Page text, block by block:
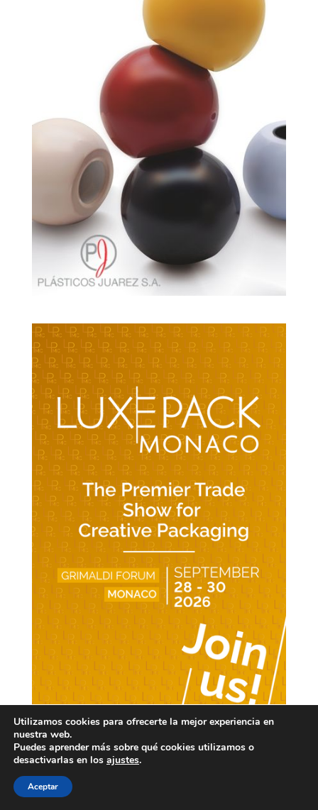
Utilizamos cookies para ofrecerte la mejor experiencia en
nuestra web.
Puedes aprender más sobre qué cookies utilizamos o
desactivarlas en los ajustes.
Aceptar